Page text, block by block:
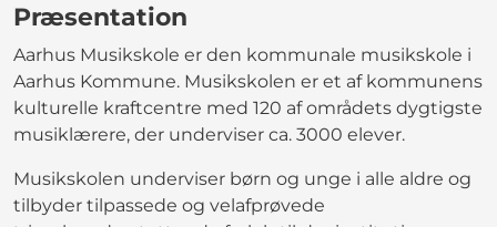
Præsentation
Aarhus Musikskole er den kommunale musikskole i
Aarhus Kommune. Musikskolen er et af kommunens
kulturelle kraftcentre med 120 af områdets dygtigste
musiklærere, der underviser ca. 3000 elever.
Musikskolen underviser børn og unge i alle aldre og
tilbyder tilpassede og velafprøvede